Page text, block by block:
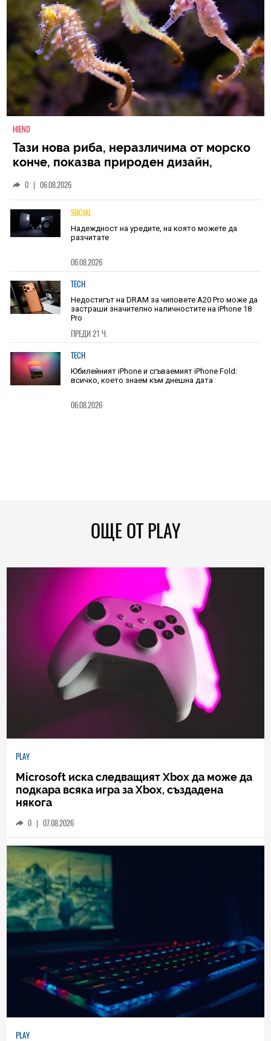
HIEND
Тази нова риба, неразличима от морско
конче, показва природен дизайн,
0 | 06.08.2026
SOCIAL
Надеждност на уредите, на която можете да
разчитате
06.08.2026
TECH
Недостигът на DRAM за чиповете A20 Pro може да
застраши значително наличностите на iPhone 18
Pro
ПРЕДИ 21 Ч.
TECH
Юбилейният iPhone и сгъваемият iPhone Fold:
всичко, което знаем към днешна дата
06.08.2026
ОЩЕ ОТ PLAY
PLAY
Microsoft иска следващият Xbox да може да
подкара всяка игра за Xbox, създадена
някога
0 | 07.08.2026
PLAY